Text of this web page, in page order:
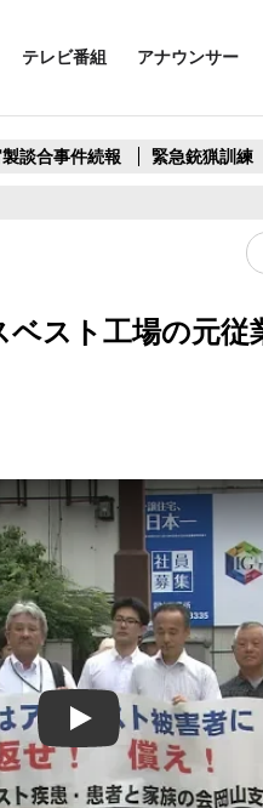
テレビ番組 アナウンサー
談合事件続報 緊急銃猟訓練
スト工場の元従
Play